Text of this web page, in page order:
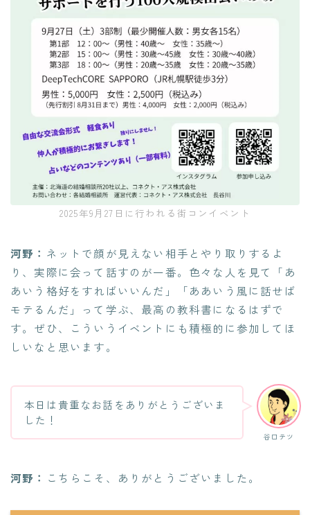
2025年9月27日に行われる街コンイベント
河野： ネットで顔が見えない相手とやり取りするよ
り、実際に会って話すのが一番。色々な人を見て「あ
あいう格好をすればいいんだ」「ああいう風に話せば
モテるんだ」って学ぶ、最高の教科書になるはずで
す。ぜひ、こういうイベントにも積極的に参加してほ
しいなと思います。
谷口テツ
本日は貴重なお話をありがとうございま
した！
河野： こちらこそ、ありがとうございました。